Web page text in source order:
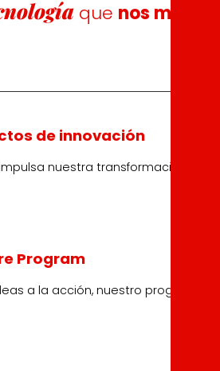
que nos mueve
de innovación
impulsa nuestra transformación,
Program
a la acción, nuestro programa